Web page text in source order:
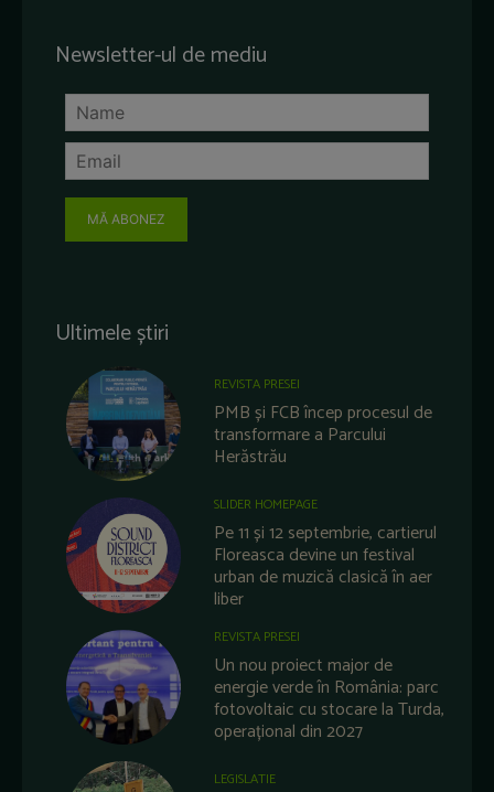
Newsletter-ul de mediu
MĂ ABONEZ
Ultimele știri
REVISTA PRESEI
PMB și FCB încep procesul de
transformare a Parcului
Herăstrău
SLIDER HOMEPAGE
Pe 11 și 12 septembrie, cartierul
Floreasca devine un festival
urban de muzică clasică în aer
liber
REVISTA PRESEI
Un nou proiect major de
energie verde în România: parc
fotovoltaic cu stocare la Turda,
operațional din 2027
LEGISLATIE